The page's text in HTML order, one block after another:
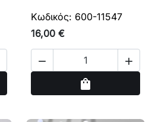
Κωδικός: 600-11547
16,00 €
 
shopping_bag